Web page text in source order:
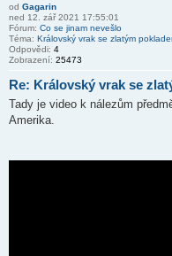
od Gagarin
ned 12. zář 2021 17:55:01
Fórum: Co se jinam nevešlo
Téma: Královský vrak se zlatým
Odpovědi: 4
Zobrazení: 25473
Re: Královský vrak se
Tady je video k nálezům
Amerika.